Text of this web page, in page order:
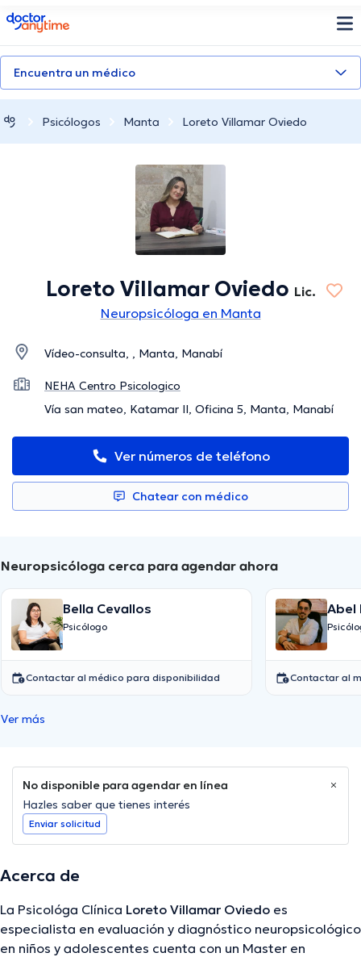
doctoranytime
Encuentra un médico
Psicólogos Manta Loreto Villamar Oviedo
Loreto Villamar Oviedo Lic.
Neuropsicóloga en Manta
Vídeo-consulta, , Manta, Manabí
NEHA Centro Psicologico
Vía san mateo, Katamar II, Oficina 5, Manta, Manabí
Ver números de teléfono
Chatear con médico
Neuropsicóloga cerca para agendar ahora
Bella Cevallos
Psicólogo
Contactar al médico para disponibilidad
Abel
Contactar al
Ver más
No disponible para agendar en línea
Hazles saber que tienes interés
Enviar solicitud
Acerca de
La Psicológa Clínica Loreto Villamar Oviedo es
especialista en evaluación y diagnóstico neuropsicológico
en niños y adolescentes cuenta con un Master en